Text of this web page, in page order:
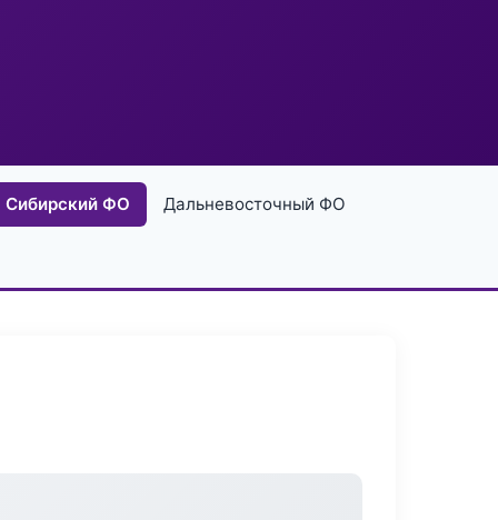
Сибирский ФО Дальневосточный ФО